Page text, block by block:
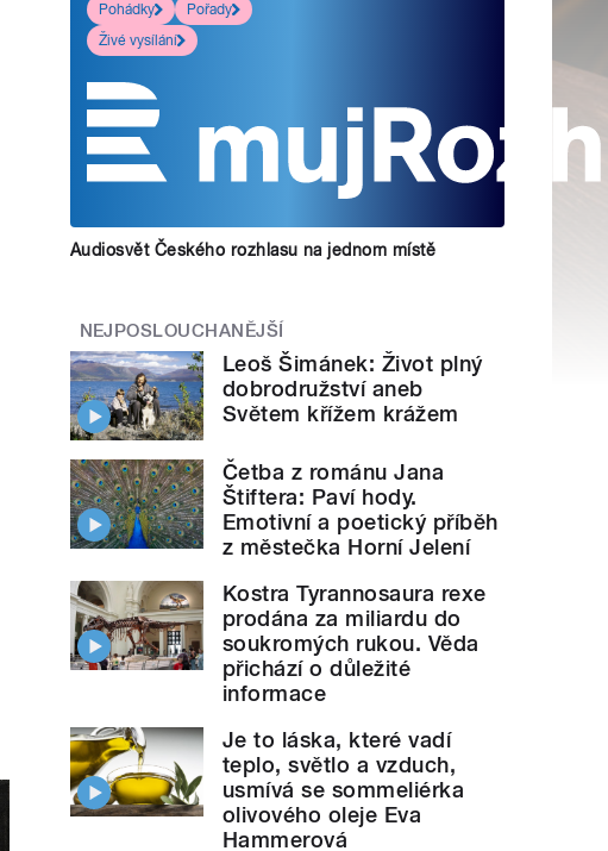
Pohádky
Pořady
Živé vysílání
Audiosvět Českého rozhlasu na jednom místě
NEJPOSLOUCHANĚJŠÍ
Leoš Šimánek: Život plný
dobrodružství aneb
Světem křížem krážem
Četba z románu Jana
Štiftera: Paví hody.
Emotivní a poetický příběh
z městečka Horní Jelení
Kostra Tyrannosaura rexe
prodána za miliardu do
soukromých rukou. Věda
přichází o důležité
informace
Je to láska, které vadí
teplo, světlo a vzduch,
usmívá se sommeliérka
olivového oleje Eva
Hammerová